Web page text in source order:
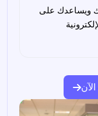
ويساعدك على